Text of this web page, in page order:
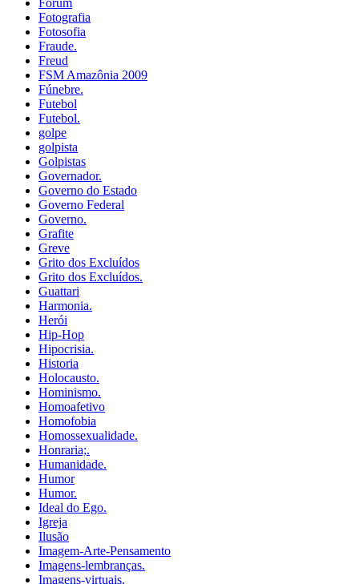
Fórum
Fotografia
Fotosofia
Fraude.
Freud
FSM Amazônia 2009
Fúnebre.
Futebol
Futebol.
golpe
golpista
Golpistas
Governador.
Governo do Estado
Governo Federal
Governo.
Grafite
Greve
Grito dos Excluídos
Grito dos Excluídos.
Guattari
Harmonia.
Herói
Hip-Hop
Hipocrisia.
Historia
Holocausto.
Hominismo.
Homoafetivo
Homofobia
Homossexualidade.
Honraria;.
Humanidade.
Humor
Humor.
Ideal do Ego.
Igreja
Ilusão
Imagem-Arte-Pensamento
Imagens-lembranças.
Imagens-virtuais.